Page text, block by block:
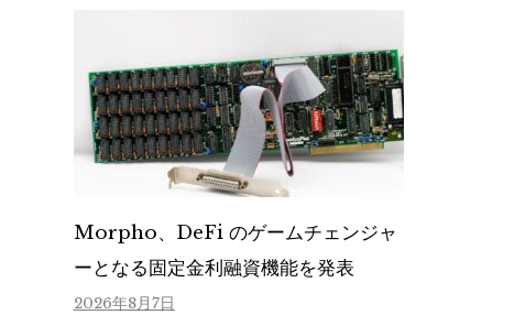
Morpho、DeFi のゲームチェンジャ
ーとなる固定金利融資機能を発表
2026年8月7日